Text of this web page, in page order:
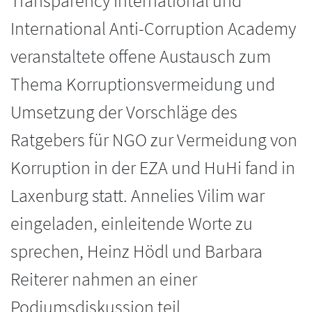
International Anti-Corruption Academy
veranstaltete offene Austausch zum
Thema Korruptionsvermeidung und
Umsetzung der Vorschläge des
Ratgebers für NGO zur Vermeidung von
Korruption in der EZA und HuHi fand in
Laxenburg statt. Annelies Vilim war
eingeladen, einleitende Worte zu
sprechen, Heinz Hödl und Barbara
Reiterer nahmen an einer
Podiumsdiskussion teil.